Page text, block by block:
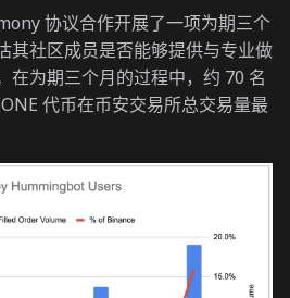
协议合作开展了一项为期三个
其社区成员是否能够提供与专业做
在为期三个月的过程中，约 70 名
代币在币安交易所总交易量最